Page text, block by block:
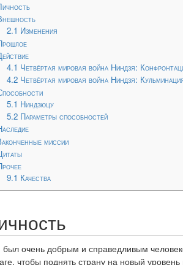
2.1 Изменения
4.1 Четвёртая мировая война Ниндзя:
4.2 Четвёртая мировая война Ниндзя:
5.1 Ниндзюцу
5.2 Параметры способностей
миссии
9.1 Качества
был очень добрым и справедливым
чтобы поднять страну на новый